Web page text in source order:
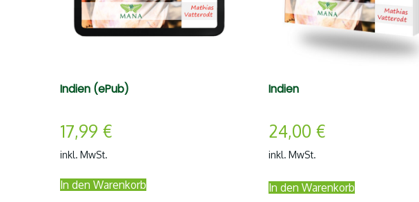
Indien (ePub)
17,99 €
inkl. MwSt.
In den Warenkorb
Indien
24,00 €
inkl. MwSt.
In den Warenkorb